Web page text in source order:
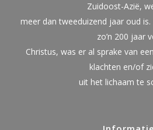
Zuidoost-Azië,
meer dan tweeduizend jaar oud
zo’n 200 jaar
Christus, was er al sprake van
klachten en/of
uit het lichaam te